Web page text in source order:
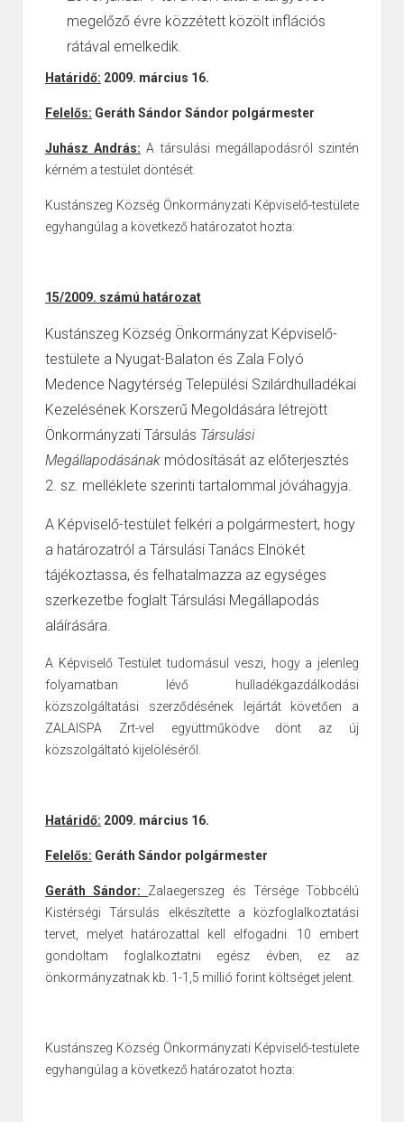
megelőző évre közzétett közölt inflációs
rátával emelkedik.
Határidő: 2009. március 16.
Felelős: Geráth Sándor Sándor polgármester
Juhász András: A társulási megállapodásról szintén
kérném a testület döntését.
Kustánszeg Község Önkormányzati Képviselő-testülete
egyhangúlag a következő határozatot hozta:
15/2009. számú határozat
Kustánszeg Község Önkormányzat Képviselő-
testülete a Nyugat-Balaton és Zala Folyó
Medence Nagytérség Települési Szilárdhulladékai
Kezelésének Korszerű Megoldására létrejött
Önkormányzati Társulás Társulási
Megállapodásának módosítását az előterjesztés
2. sz. melléklete szerinti tartalommal jóváhagyja.
A Képviselő-testület felkéri a polgármestert, hogy
a határozatról a Társulási Tanács Elnökét
tájékoztassa, és felhatalmazza az egységes
szerkezetbe foglalt Társulási Megállapodás
aláírására.
A Képviselő Testület tudomásul veszi, hogy a jelenleg
folyamatban lévő hulladékgazdálkodási
közszolgáltatási szerződésének lejártát követően a
ZALAISPA Zrt-vel együttműködve dönt az új
közszolgáltató kijelöléséről.
Határidő: 2009. március 16.
Felelős: Geráth Sándor polgármester
Geráth Sándor: Zalaegerszeg és Térsége Többcélú
Kistérségi Társulás elkészítette a közfoglalkoztatási
tervet, melyet határozattal kell elfogadni. 10 embert
gondoltam foglalkoztatni egész évben, ez az
önkormányzatnak kb. 1-1,5 millió forint költséget jelent.
Kustánszeg Község Önkormányzati Képviselő-testülete
egyhangúlag a következő határozatot hozta: